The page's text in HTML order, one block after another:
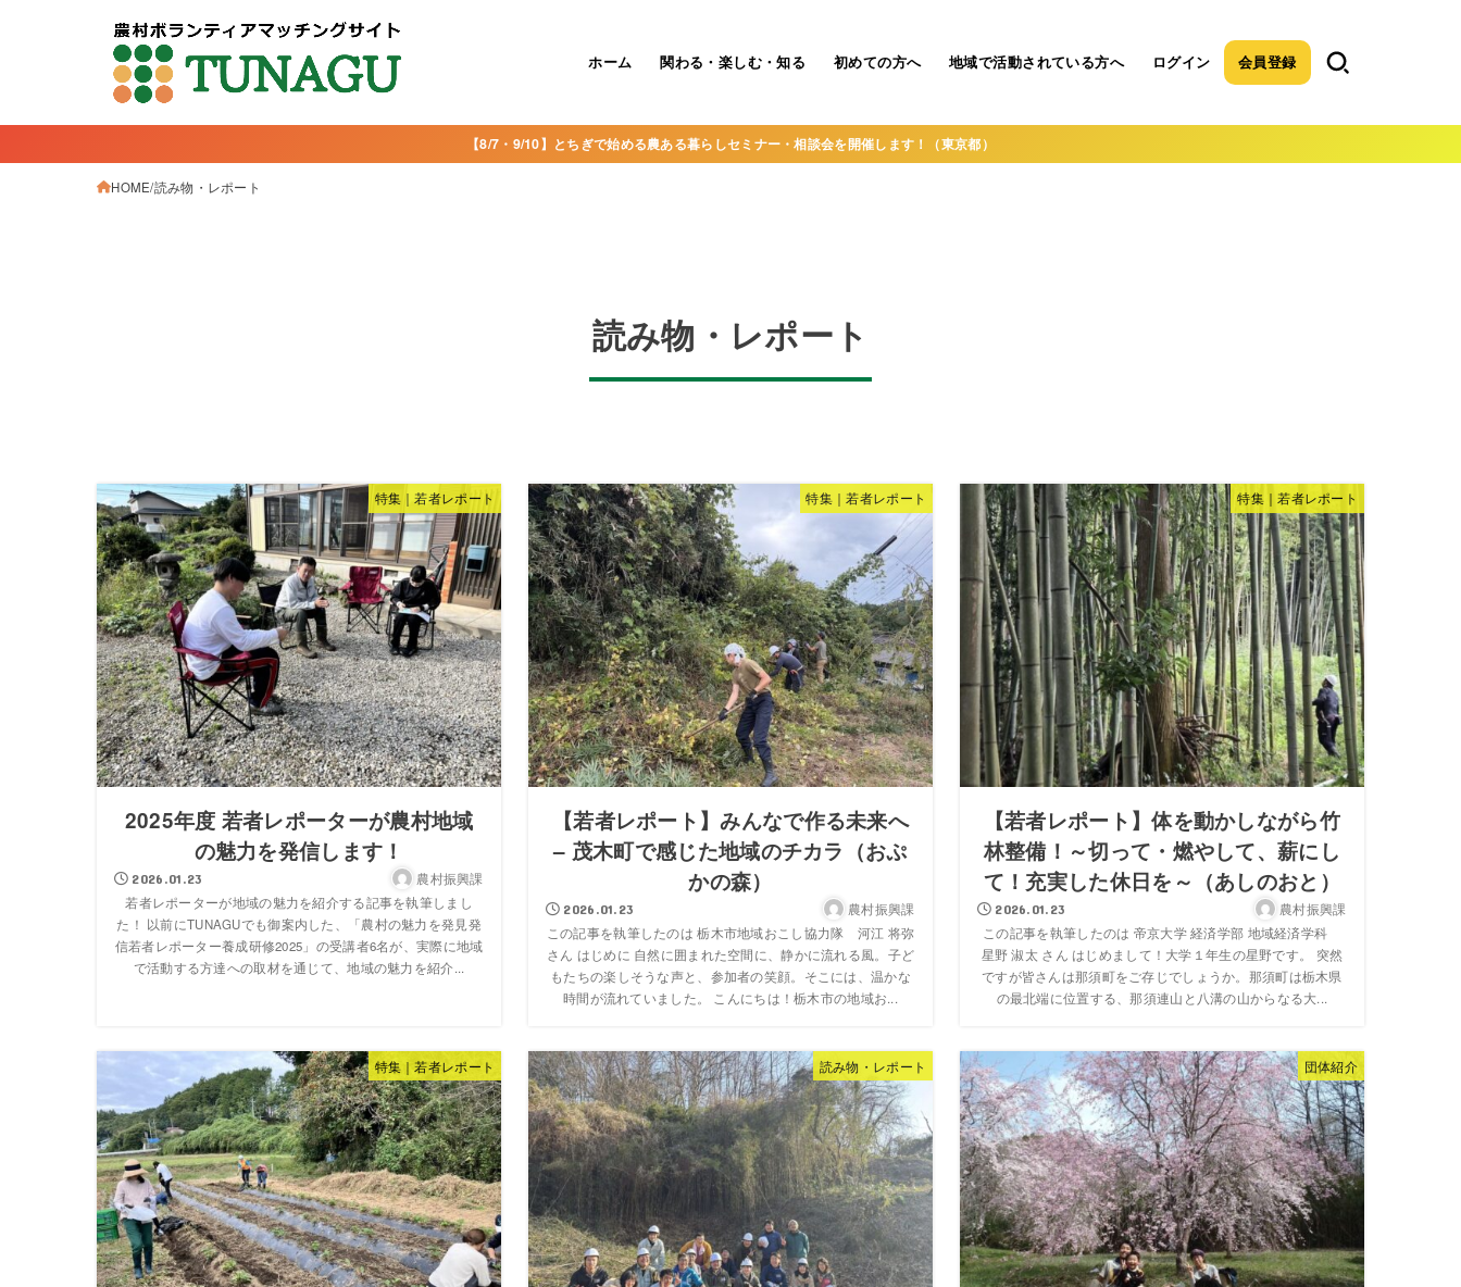
ホーム 関わる・楽しむ・知る 初めての方へ 地域で活動されている方へ ログイン 会員登録
【8/7・9/10】とちぎで始める農ある暮らしセミナー・相談会を開催します！（東京都）
HOME 読み物・レポート
読み物・レポート
特集｜若者レポート
2025年度 若者レポーターが農村地域
の魅力を発信します！
2026.01.23 農村振興課
若者レポーターが地域の魅力を紹介する記事を執筆しまし
た！ 以前にTUNAGUでも御案内した、「農村の魅力を発見発
信若者レポーター養成研修2025」の受講者6名が、実際に地域
で活動する方達への取材を通じて、地域の魅力を紹介...
特集｜若者レポート
【若者レポート】みんなで作る未来へ
– 茂木町で感じた地域のチカラ（おぷ
かの森）
2026.01.23 農村振興課
この記事を執筆したのは 栃木市地域おこし協力隊 河江 将弥
さん はじめに 自然に囲まれた空間に、静かに流れる風。子ど
もたちの楽しそうな声と、参加者の笑顔。そこには、温かな
時間が流れていました。 こんにちは！栃木市の地域お...
特集｜若者レポート
【若者レポート】体を動かしながら竹
林整備！～切って・燃やして、薪にし
て！充実した休日を～（あしのおと）
2026.01.23 農村振興課
この記事を執筆したのは 帝京大学 経済学部 地域経済学科
星野 淑太 さん はじめまして！大学１年生の星野です。 突然
ですが皆さんは那須町をご存じでしょうか。那須町は栃木県
の最北端に位置する、那須連山と八溝の山からなる大...
特集｜若者レポート 読み物・レポート 団体紹介